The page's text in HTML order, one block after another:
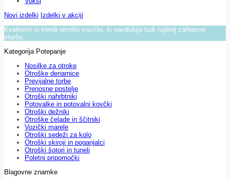
Novi izdelki Izdelki v akciji
Kvalitetni in trendi otroški vozički, ki navdušijo tudi najbolj zahtevne
starše.
Kategorija Potepanje
Nosilke za otroke
Otroške denarnice
Previjalne torbe
Prenosne postelje
Otroški nahrbtniki
Potovalke in potovalni kovčki
Otroški dežniki
Otroške čelade in ščitniki
Vozički marele
Otroški sedeži za kolo
Otroški skiroji in poganjalci
Otroški šotori in tuneli
Poletni pripomočki
Blagovne znamke